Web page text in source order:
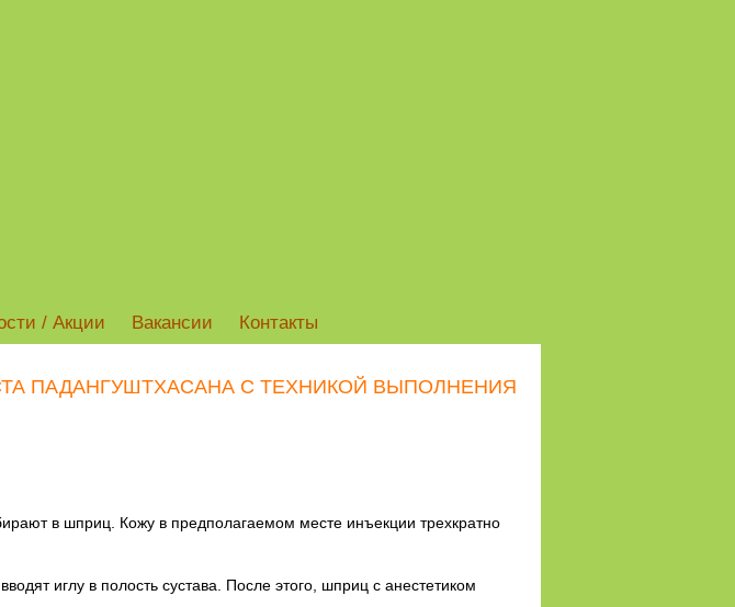
/ Акции Вакансии Контакты
ПАДАНГУШТХАСАНА С ТЕХНИКОЙ ВЫПОЛНЕНИЯ
в шприц. Кожу в предполагаемом месте инъекции трехкратно
иглу в полость сустава. После этого, шприц с анестетиком